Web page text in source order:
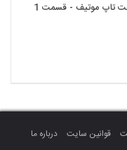
تاپ موتیف - قسمت 1
قوانین سایت
درباره ما